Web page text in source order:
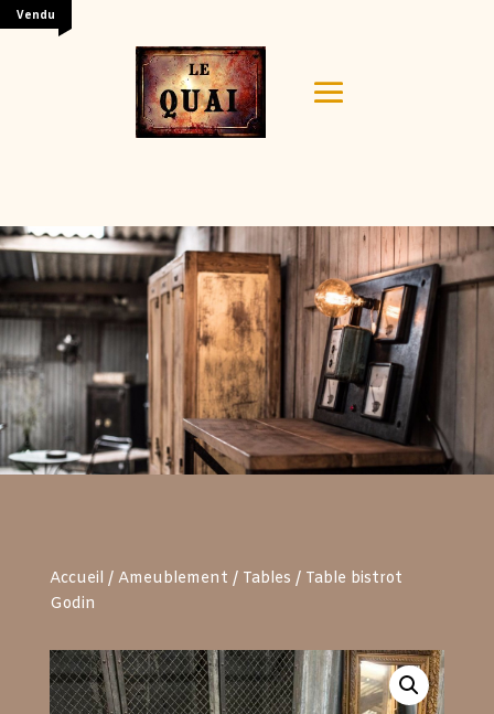
Vendu
Your content goes here. Edit or remove this text inline
or in the module Content settings. You can also style
every aspect of this content in the module Design
settings and even apply custom CSS to this text in the
module Advanced settings.
Accueil / Ameublement / Tables / Table bistrot
Godin